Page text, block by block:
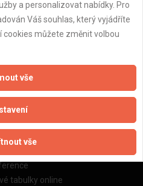
a řemeslníci
osobních údajů
souborů cookie
(zprostředkování)
tabulky online
a personalizovat nabídky. Pro
Váš souhlas, který vyjádříte
cookies můžete změnit volbou
vše
vše